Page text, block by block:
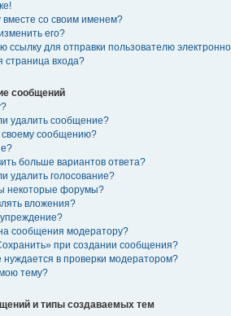
вместе со своим именем?
его?
ссылку для отправки пользователю
страница входа?
сообщений
удалить сообщение?
своему сообщению?
больше вариантов ответа?
удалить голосование?
некоторые форумы?
вложения?
сообщения модератору?
при создании сообщения?
в проверки модератором?
тему?
и типы создаваемых тем